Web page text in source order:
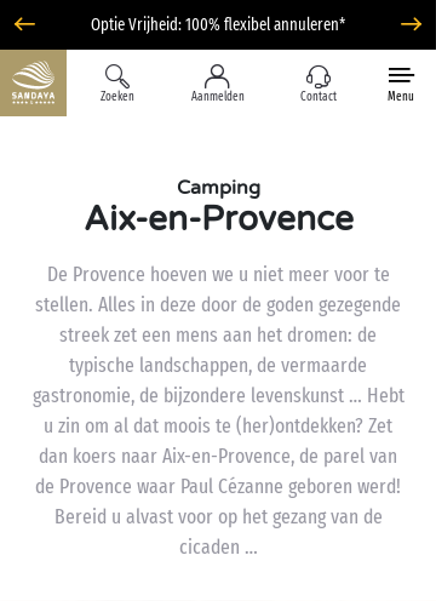
Optie Vrijheid: 100% flexibel annuleren*
Zoeken Aanmelden Contact Menu
Camping
Aix-en-Provence
De Provence hoeven we u niet meer voor te
stellen. Alles in deze door de goden gezegende
streek zet een mens aan het dromen: de
typische landschappen, de vermaarde
gastronomie, de bijzondere levenskunst … Hebt
u zin om al dat moois te (her)ontdekken? Zet
dan koers naar Aix-en-Provence, de parel van
de Provence waar Paul Cézanne geboren werd!
Bereid u alvast voor op het gezang van de
cicaden …